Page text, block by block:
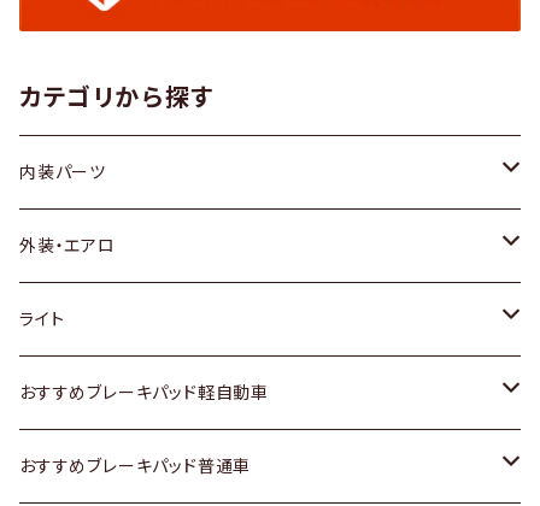
カテゴリから探す
内装パーツ
トヨタ
ホンダ
スズキ
日産
外装・エアロ
トヨタ
ホンダ
スズキ
ライト
トヨタ
スズキ
おすすめブレーキパッド軽自動車
トヨタ
おすすめブレーキパッド普通車